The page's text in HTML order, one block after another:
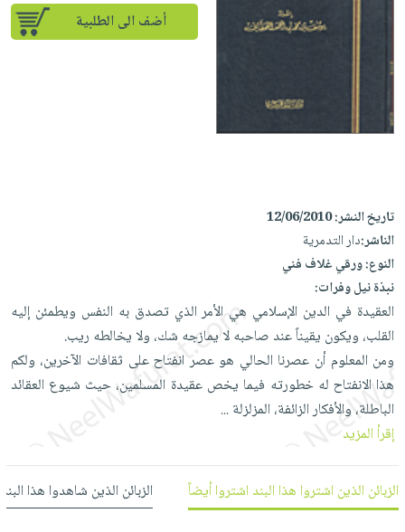
إختياراتنا
iKitab
يتكرر
iKitab
على
Android
تحميل
iKitab
على
Apple
masmu3
على
masmu3
على
Apple
المواضيع
تعليمية
جوائز
الصحة
الشخصية
جديد
أجهزة
العناية
الشخصية
العناية
وتصفيف
الشعر
العناية
بالجسم
العناية
بالأسنان
الحمية
والتغذية
المطبخ
والسفرة
الكل
أواني
الطهي
أدوات
الخبز
أدوات
الأوعية
والتخزين
متجر
الهدايا
أقسام
الأكثر
مبيعاً
العودة
للمدارس
شحن
مجاني
بنود
مختارة
اشتراكات
أضف الى الطلبية
تاريخ النشر:12/06/2010
الناشر:دار التدمرية
النوع:ورقي غلاف فني
نبذة نيل وفرات:
العقيدة في الدين الإسلامي هي الأمر الذي تصدق به النفس ويطمئن إليه
القلب، ويكون يقيناً عند صاحبه لا يمازجه شك، ولا يخالطه ريب.
ومن المعلوم أن عصرنا الحالي هو عصر انفتاح على ثقافات الآخرين، ولكم
هذا الانفتاح له خطورته فيما يخص عقيدة المسلمين، حيث شيوع العقائد
الباطلة، والأفكار الزائفة، المزلزلة...
إقرأ المزيد
الزبائن الذين اشتروا هذا البند اشتروا أيضاً الزبائن الذين شاهدوا هذا